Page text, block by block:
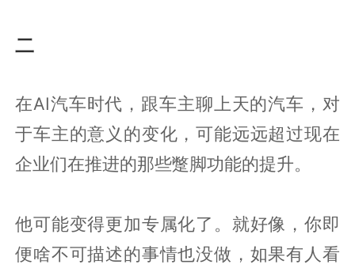
二
在AI汽车时代，跟车主聊上天的汽车，对
于车主的意义的变化，可能远远超过现在
企业们在推进的那些蹩脚功能的提升。
他可能变得更加专属化了。就好像，你即
便啥不可描述的事情也没做，如果有人看